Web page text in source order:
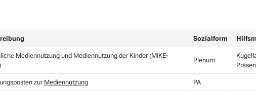
Sozialform
Mediennutzung und Mediennutzung der Kinder (MIKE-
Plenum
zurMediennutzung PA